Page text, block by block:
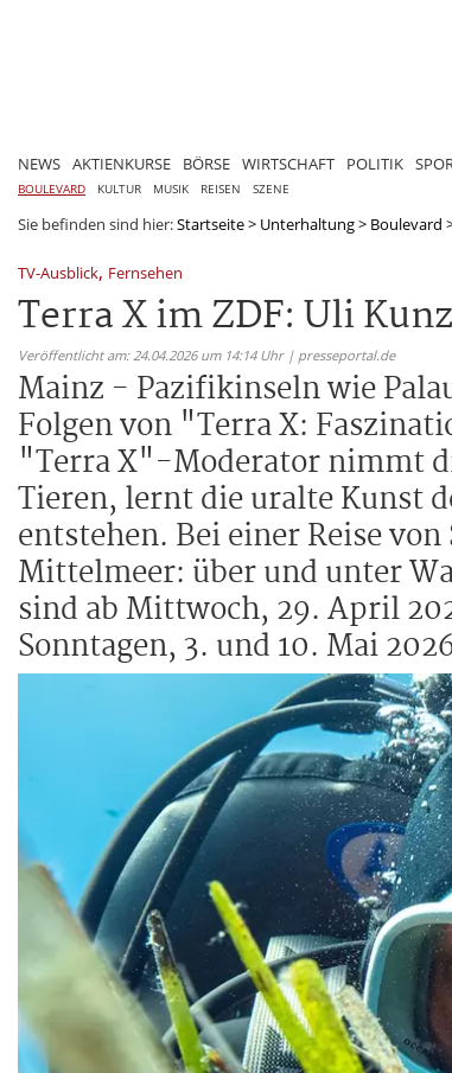
NEWS AKTIENKURSE BÖRSE WIRTSCHAFT POLITIK
BOULEVARD KULTUR MUSIK REISEN SZENE
Sie befinden sind hier:Startseite> Unterhaltung> Boulevard
TV-Ausblick, Fernsehen
Terra X im ZDF: Uli
Veröffentlicht am: 24.04.2026 um 14:14 Uhr | presseportal.de
Mainz - Pazifikinseln wie
Folgen von "Terra X:
"Terra X"-Moderator nimmt
Tieren, lernt die uralte Kunst
entstehen. Bei einer Reise
Mittelmeer: über und unter
sind ab Mittwoch, 29. April
Sonntagen, 3. und 10. Mai